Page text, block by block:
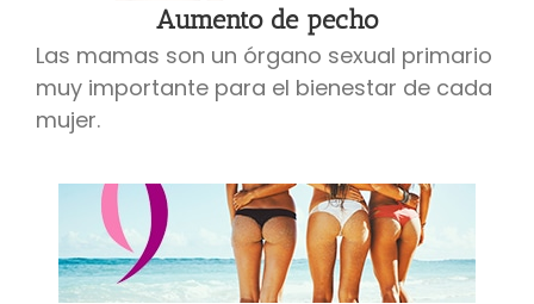
Aumento de pecho
Las mamas son un órgano sexual primario
muy importante para el bienestar de cada
mujer.